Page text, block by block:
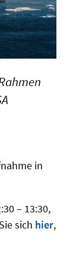
in
– 13:30,
sich hier,